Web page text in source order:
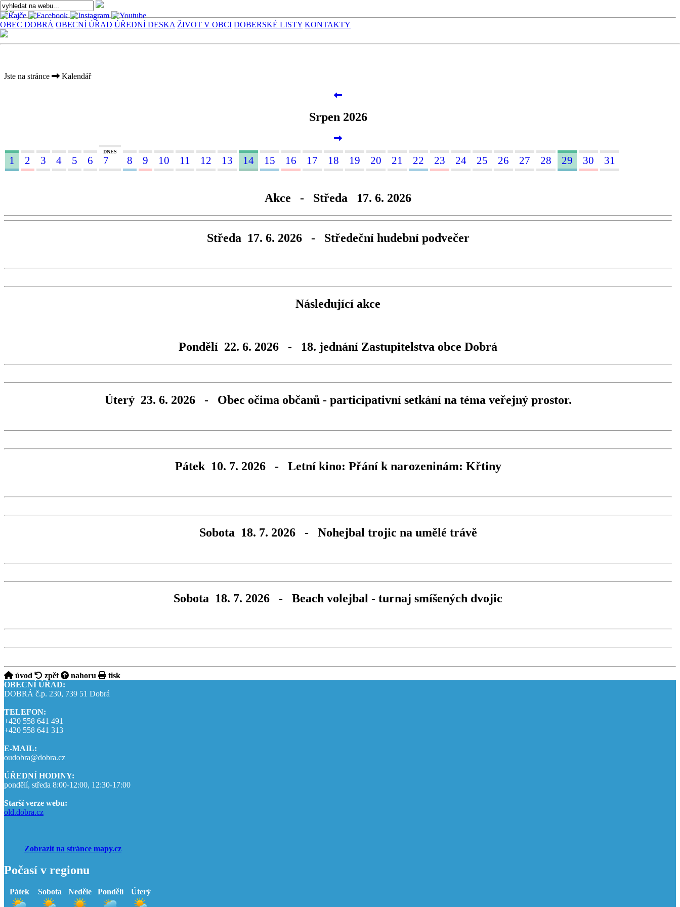
OBEC DOBRÁ OBECNÍ ÚŘAD ÚŘEDNÍ DESKA ŽIVOT V OBCI DOBERSKÉ LISTY KONTAKTY
Jste na stránce Kalendář
Srpen 2026
1 2 3 4 5 6
DNES
7 8 9 10 11 12 13 14 15 16 17 18 19 20 21 22 23 24 25 26 27 28 29 30 31
Akce - Středa 17. 6. 2026
Středa 17. 6. 2026 - Středeční hudební podvečer
Následující akce
Pondělí 22. 6. 2026 - 18. jednání Zastupitelstva obce Dobrá
Úterý 23. 6. 2026 - Obec očima občanů - participativní setkání na téma veřejný prostor.
Pátek 10. 7. 2026 - Letní kino: Přání k narozeninám: Křtiny
Sobota 18. 7. 2026 - Nohejbal trojic na umělé trávě
Sobota 18. 7. 2026 - Beach volejbal - turnaj smíšených dvojic
úvod zpět nahoru
tisk
OBECNÍ ÚŘAD:
DOBRÁ č.p. 230, 739 51 Dobrá
TELEFON:
+420 558 641 491
+420 558 641 313
E-MAIL:
oudobra@dobra.cz
ÚŘEDNÍ HODINY:
pondělí, středa 8:00-12:00, 12:30-17:00
Starší verze webu:
old.dobra.cz
Zobrazit na stránce mapy.cz
Počasí v regionu
Pátek Sobota Neděle Pondělí Úterý